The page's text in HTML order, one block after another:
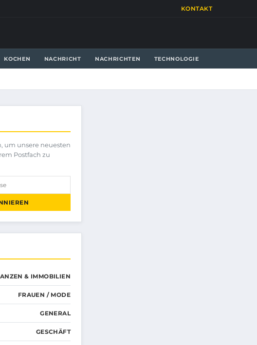
KONTAKT
KOCHEN NACHRICHT NACHRICHTEN TECHNOLOGIE
um unsere neuesten
Postfach zu
& IMMOBILIEN
FRAUEN / MODE
GENERAL
GESCHÄFT